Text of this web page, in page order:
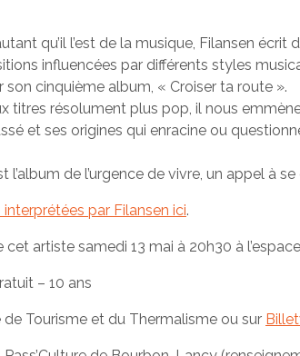
qu’il l’est de la musique, Filansen
influencées par différents styles
son cinquième album, « Croiser ta route ».
titres résolument plus pop, il nous
et ses origines qui enracine ou
l’album de l’urgence de vivre, un appel à
par Filansen ici.
cet artiste samedi 13 mai à 20h30 à
– 10 ans
de Tourisme et du Thermalisme ou sur